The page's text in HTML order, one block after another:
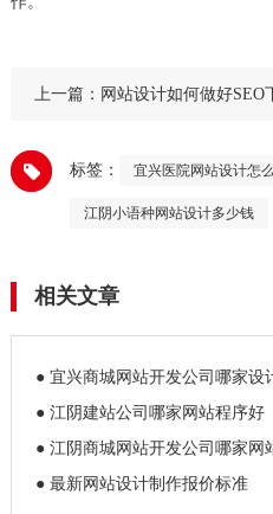
上一篇： 网站设计如何做好SEO
优化排名
标签：
宜兴医院网站设计怎
江阴小语种网站设计多少钱
相关文章
● 宜兴商城网站开发公司哪家设
● 江阴建站公司哪家网站程序好
● 江阴商城网站开发公司哪家网
● 最新网站设计制作报价标准